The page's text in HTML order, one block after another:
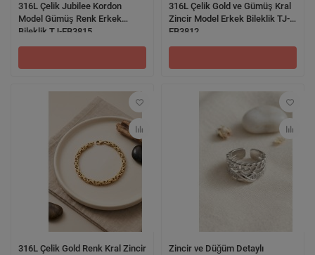
316L Çelik Jubilee Kordon
Model Gümüş Renk Erkek
Bileklik TJ-EB3815
316L Çelik Gold ve Gümüş Kral
Zincir Model Erkek Bileklik TJ-
EB3812
316L Çelik Gold Renk Kral Zincir
Zincir ve Düğüm Detaylı